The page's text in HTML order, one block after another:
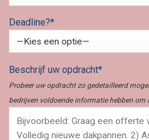
Deadline?*
Beschrijf uw opdracht*
Probeer uw opdracht zo gedetailleerd
bedrijven voldoende informatie hebben om